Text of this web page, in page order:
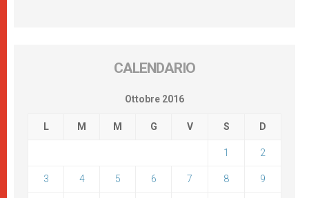
CALENDARIO
Ottobre 2016
L M M G V S D
1 2
3 4 5 6 7 8 9